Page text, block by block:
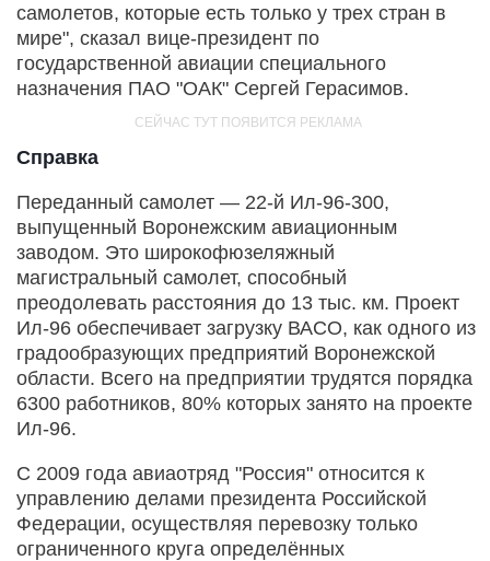
самолетов, которые есть только у трех стран в
мире", сказал вице-президент по
государственной авиации специального
назначения ПАО "ОАК" Сергей Герасимов.
Справка
Переданный самолет — 22-й Ил-96-300,
выпущенный Воронежским авиационным
заводом. Это широкофюзеляжный
магистральный самолет, способный
преодолевать расстояния до 13 тыс. км. Проект
Ил-96 обеспечивает загрузку ВАСО, как одного из
градообразующих предприятий Воронежской
области. Всего на предприятии трудятся порядка
6300 работников, 80% которых занято на проекте
Ил-96.
С 2009 года авиаотряд "Россия" относится к
управлению делами президента Российской
Федерации, осуществляя перевозку только
ограниченного круга определённых